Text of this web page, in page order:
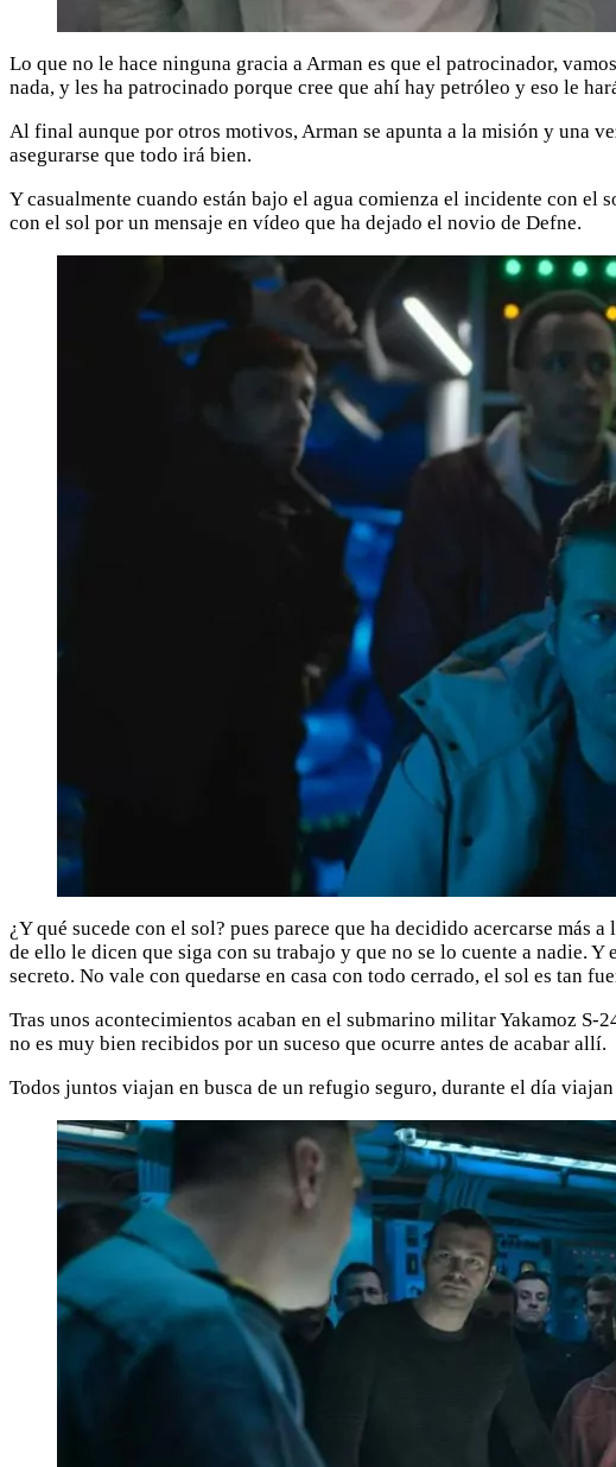
Lo que no le hace ninguna gracia a Arman es que el patrocinador,
nada, y les ha patrocinado porque cree que ahí hay petróleo y eso le
Al final aunque por otros motivos, Arman se apunta a la misión y una
asegurarse que todo irá bien.
Y casualmente cuando están bajo el agua comienza el incidente con el
con el sol por un mensaje en vídeo que ha dejado el novio de Defne.
¿Y qué sucede con el sol? pues parece que ha decidido acercarse
de ello le dicen que siga con su trabajo y que no se lo cuente a nadie.
secreto. No vale con quedarse en casa con todo cerrado, el sol es tan
Tras unos acontecimientos acaban en el submarino militar Yakamoz
no es muy bien recibidos por un suceso que ocurre antes de acabar allí.
Todos juntos viajan en busca de un refugio seguro, durante el día